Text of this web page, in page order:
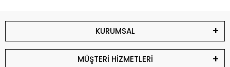
KURUMSAL
MÜŞTERİ HİZMETLERİ